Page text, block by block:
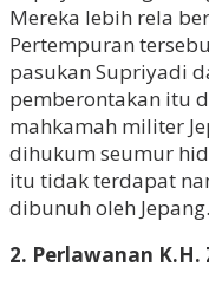
Mereka lebih rela
Pertempuran
pasukan Supriyadi
pemberontakan itu
mahkamah militer
dihukum seumur
itu tidak terdapat
dibunuh oleh Jepang.
2. Perlawanan